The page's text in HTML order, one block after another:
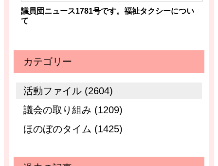
議員団ニュース1781号です。福祉タクシーについ
て
カテゴリー
活動ファイル (2604)
議会の取り組み (1209)
ほのぼのタイム (1425)